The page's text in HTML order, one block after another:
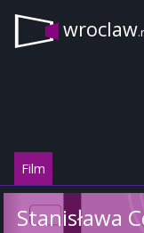
wroclaw
Film
Stanisława